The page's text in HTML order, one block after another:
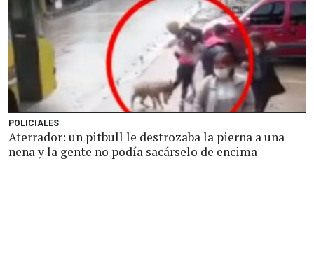
POLICIALES
Aterrador: un pitbull le destrozaba la pierna a una
nena y la gente no podía sacárselo de encima